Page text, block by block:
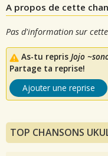
A propos de cette
Pas d'information sur
As-tu repris Jojo
Partage ta reprise!
Ajouter une reprise
TOP CHANSONS